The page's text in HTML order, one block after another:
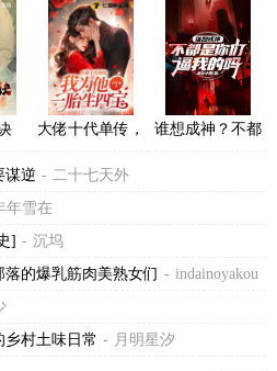
大佬十代单传，
宝
谁想成神？不都
谋逆 - 二十七天外
年雪在
] - 沉坞
落的爆乳筋肉美熟女们 - indainoyakou
村土味日常 - 月明星汐